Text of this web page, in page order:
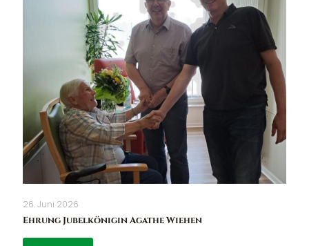
26. Juni 2026
Ehrung Jubelkönigin Agathe Wiehen